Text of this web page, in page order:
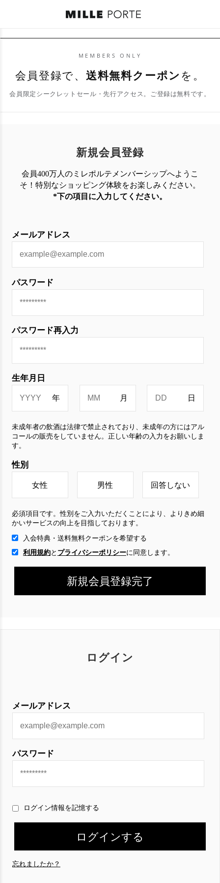
MEMBERS ONLY
会員登録で、 送料無料クーポン を。
会員限定シークレットセール・先行アクセス。ご登録は無料です。
ログイン
メールアドレス
パスワード
ログイン情報を記憶する
忘れましたか？
新規会員登録
会員400万人のミレポルテメンバーシップへようこ
そ！特別なショッピング体験を お楽しみください。
*下の項目に入力してください。
メールアドレス
パスワード
パスワード再入力
生年月日
未成年者の飲酒は法律で禁止されており、未成年の方にはアル
コールの販売をしていません。正しい年齢の入力をお願いしま
す。
性別
女性 男性 回答しない
必須項目です。性別をご入力いただくことにより、よりきめ細
かいサービスの向上を目指しております。
入会特典・送料無料クーポンを希望する
利用規約と プライバシーポリシーに 同意します。